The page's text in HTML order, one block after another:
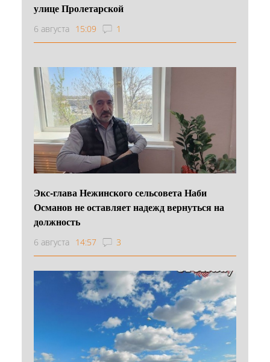
улице Пролетарской
6 августа 15:09 1
Экс-глава Нежинского сельсовета Наби
Османов не оставляет надежд вернуться на
должность
6 августа 14:57 3